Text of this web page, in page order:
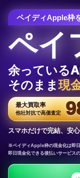
ペイディApple枠
ペイ
余っている
そのまま 現
最大買取率
他社対抗で高価査定
スマホだけで完結、安
※ペイディApple枠の現金化は即日
即日現金化できる後払いサービス